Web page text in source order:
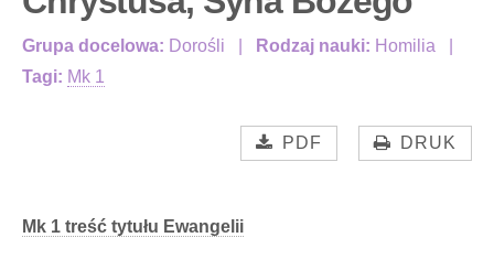
Grupa docelowa: Dorośli Rodzaj nauki: Homilia
Tagi: Mk 1
PDF DRUK
Mk 1 treść tytułu Ewangelii